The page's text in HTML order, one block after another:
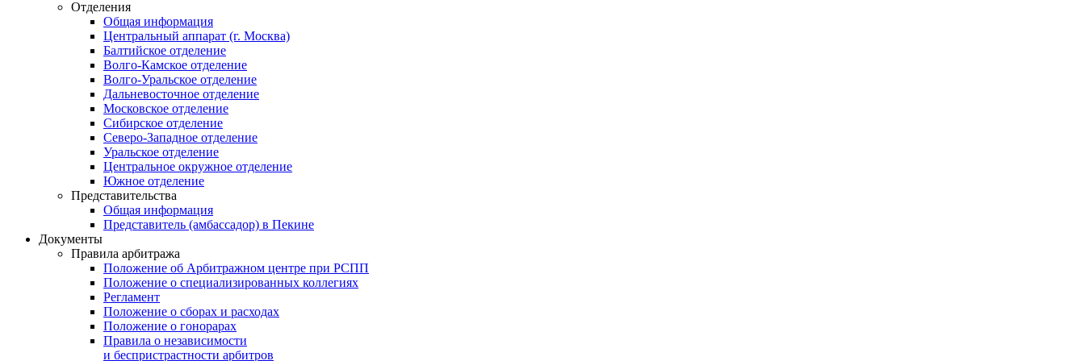
Отделения
Общая информация
Центральный аппарат (г. Москва)
Балтийское отделение
Волго-Камское отделение
Волго-Уральское отделение
Дальневосточное отделение
Московское отделение
Сибирское отделение
Северо-Западное отделение
Уральское отделение
Центральное окружное отделение
Южное отделение
Представительства
Общая информация
Представитель (амбассадор) в Пекине
Документы
Правила арбитража
Положение об Арбитражном центре при РСПП
Положение о специализированных коллегиях
Регламент
Положение о сборах и расходах
Положение о гонорарах
Правила о независимости
и беспристрастности арбитров